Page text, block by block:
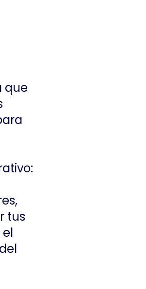
que
tus